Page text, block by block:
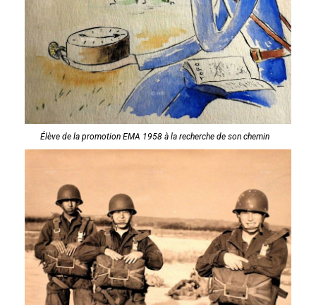
Élève de la promotion EMA 1958 à la recherche de son chemin